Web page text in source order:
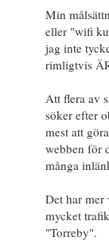
Min
eller "wifi
jag inte
rimligtvis
Att flera av
söker efter
mest att
webben för
många
Det har mer
mycket
"Torreby".